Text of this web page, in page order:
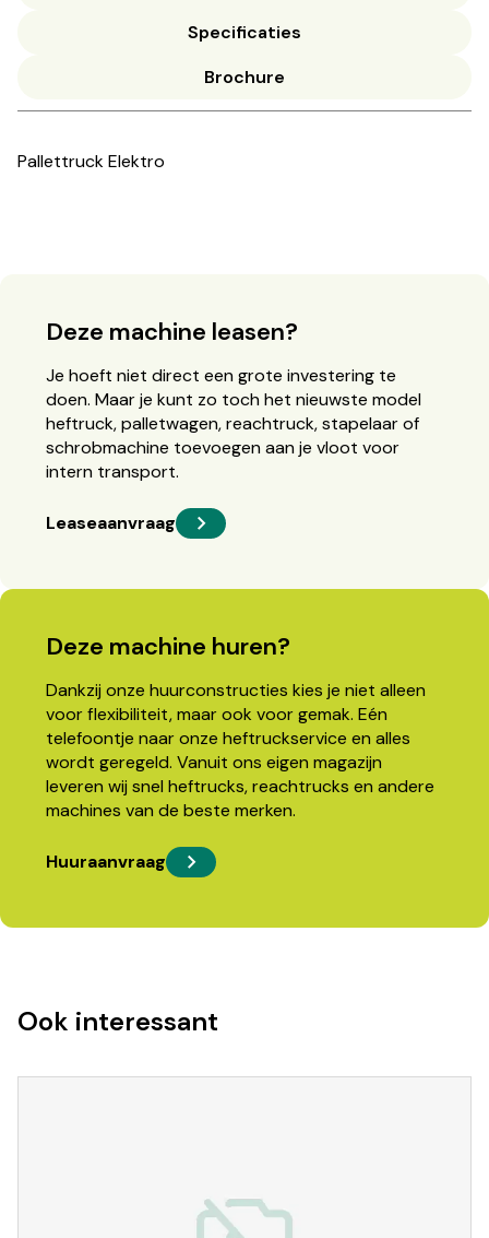
Specificaties
Brochure
Pallettruck Elektro
Deze machine leasen?
Je hoeft niet direct een grote investering te
doen. Maar je kunt zo toch het nieuwste model
heftruck, palletwagen, reachtruck, stapelaar of
schrobmachine toevoegen aan je vloot voor
intern transport.
Leaseaanvraag
Deze machine huren?
Dankzij onze huurconstructies kies je niet alleen
voor flexibiliteit, maar ook voor gemak. Eén
telefoontje naar onze heftruckservice en alles
wordt geregeld. Vanuit ons eigen magazijn
leveren wij snel heftrucks, reachtrucks en andere
machines van de beste merken.
Huuraanvraag
Ook interessant